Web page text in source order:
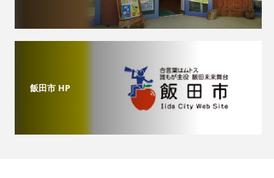
飯田市 HP